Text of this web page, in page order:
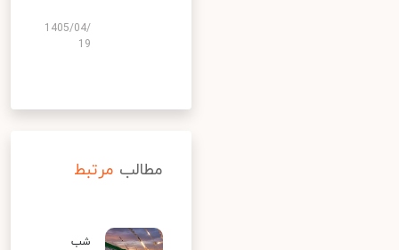
1405/04/
19
مطالب مرتبط
شب